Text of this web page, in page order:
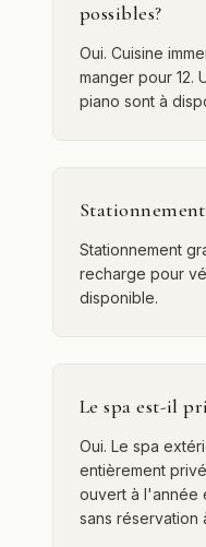
possibles?
Oui. Cuisine
manger pour 12.
piano sont à
Stationnement
recharge pour
disponible.
Le spa est-il
Oui. Le spa
entièrement
ouvert à l'année
sans réservation